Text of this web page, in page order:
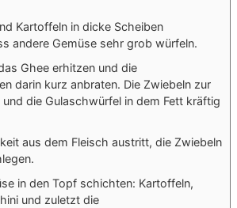
Kartoffeln in dicke Scheiben
andere Gemüse sehr grob würfeln.
Ghee erhitzen und die
darin kurz anbraten. Die Zwiebeln zur
und die Gulaschwürfel in dem Fett kräftig
aus dem Fleisch austritt, die Zwiebeln
in den Topf schichten: Kartoffeln,
und zuletzt die